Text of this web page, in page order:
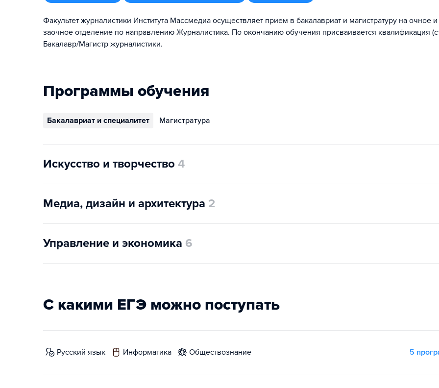
Факультет журналистики Института Массмедиа осуществляет прием в бакалавриат и магистратуру на очное и
заочное отделение по направлению Журналистика. По окончанию обучения присваивается квалификация
Бакалавр/Магистр журналистики.
Программы обучения
Бакалавриат и специалитет Магистратура
Искусство и творчество 4
Медиа, дизайн и архитектура 2
Управление и экономика 6
С какими ЕГЭ можно поступать
русский язык информатика обществознание 5